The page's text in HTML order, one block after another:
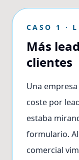
CASO 1 ·
Más
clientes
Una
coste por
estaba
formulario.
comercial